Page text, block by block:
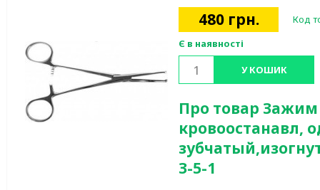
480 грн.
Код
Є в наявності
У КОШИК
Про товар
кровоостанавл,
З-5-1